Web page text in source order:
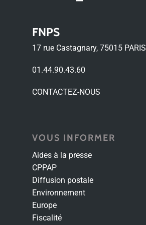
FNPS
17 rue Castagnary, 75015 PARIS
01.44.90.43.60
CONTACTEZ-NOUS
VOUS INFORMER
Aides à la presse
CPPAP
Diffusion postale
Environnement
Europe
Fiscalité